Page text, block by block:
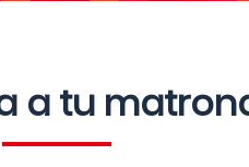
a tu